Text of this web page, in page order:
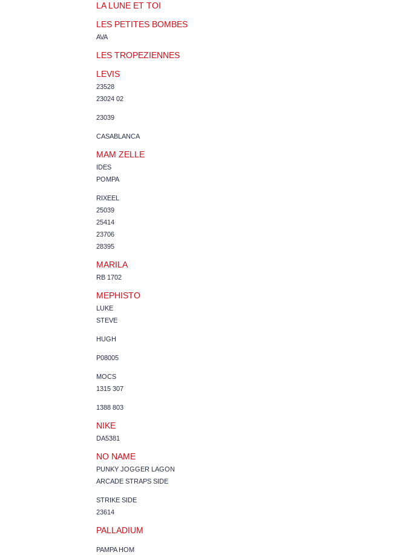
LA LUNE ET TOI
LES PETITES BOMBES
AVA
LES TROPEZIENNES
LEVIS
23528
23024 02
23039
CASABLANCA
MAM ZELLE
IDES
POMPA
RIXEEL
25039
25414
23706
28395
MARILA
RB 1702
MEPHISTO
LUKE
STEVE
HUGH
P08005
MOCS
1315 307
1388 803
NIKE
DA5381
NO NAME
PUNKY JOGGER LAGON
ARCADE STRAPS SIDE
STRIKE SIDE
23614
PALLADIUM
PAMPA HOM